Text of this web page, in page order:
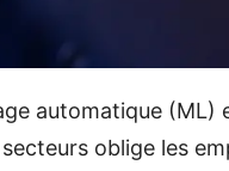
automatique (ML)
oblige les